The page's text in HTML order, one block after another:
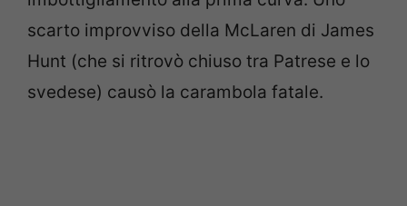
scarto improvviso della McLaren di James
Hunt (che si ritrovò chiuso tra Patrese e lo
svedese) causò la carambola fatale.